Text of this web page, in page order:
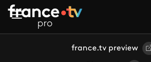
Aller au contenu principal
france.tv preview